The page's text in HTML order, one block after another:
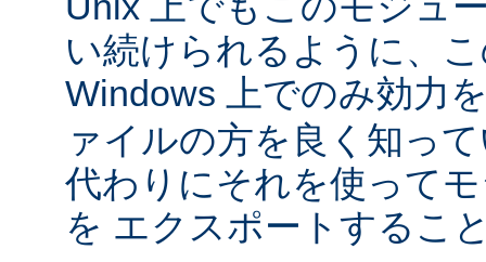
い続けられるように、
Windows 上でのみ効力
ァイルの方を良く知っ
代わりにそれを使って
を エクスポートするこ